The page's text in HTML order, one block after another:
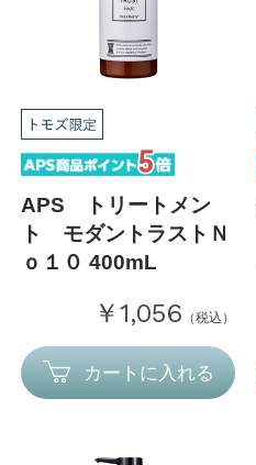
APS トリートメン
ト モダントラストＮ
ｏ１０ 400mL
￥1,056 （税込）
カートに入れる